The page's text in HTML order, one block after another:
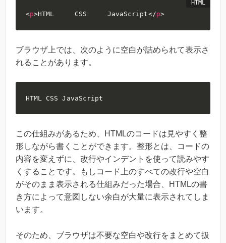
<p>HTML     CSS     JavaScript</p>
ブラウザ上では、次のように空白が詰められて表示さ
れることがあります。
HTML CSS JavaScript
この仕組みがあるため、HTMLのコードは見やすく整
形しながら書くことができます。整形とは、コードの
内容を変えずに、改行やインデントを使って読みやす
くすることです。もしコード上のすべての改行や空白
がそのまま表示される仕組みだった場合、HTMLの書
き方によって意図しない余白が大量に表示されてしま
います。
そのため、ブラウザは不要な空白や改行をまとめて扱